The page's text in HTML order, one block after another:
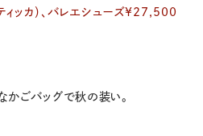
ッカ）、バレエシューズ¥27,500
かごバッグで秋の装い。